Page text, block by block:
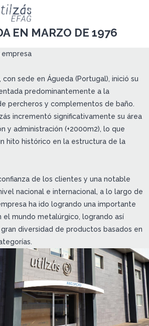
EN MARZO DE 1976
con sede en Águeda (Portugal), inició su
predominantemente a la
percheros y complementos de baño.
incrementó significativamente su área
y administración (+2000m2), lo que
hito histórico en la estructura de la
de los clientes y una notable
nacional e internacional, a lo largo de
ha ido logrando una importante
el mundo metalúrgico, logrando así
diversidad de productos basados en